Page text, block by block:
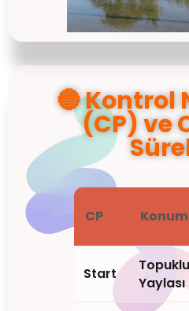
🔵 Kontrol
(CP) ve
CP Konum
Start
Topuklu
Yaylası